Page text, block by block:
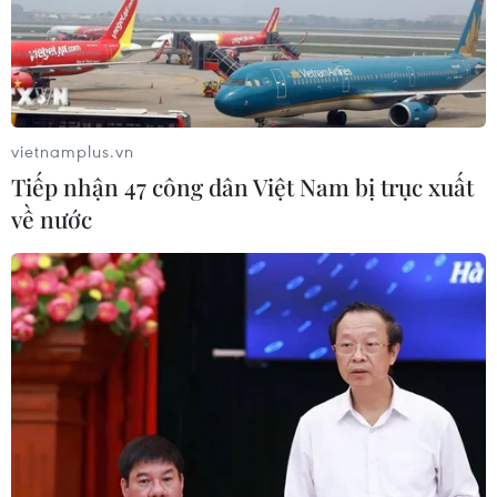
Hỗ trợ phụ nữ tỉnh miền núi, biên
giới khởi nghiệp gắn với khoa học
công nghệ
05/08/2026 09:39
Lần đầu tiên vinh danh doanh
nghiệp kiến tạo đất nước tại Better
Choice Awards
05/08/2026 09:30
VNPT-VRG và cái “bắt tay” chiến
lược của để xây mô hình khu công
nghiệp công nghệ số
05/08/2026 02:59
vietnamplus.vn
Tiếp nhận 47 công dân Việt Nam bị trục xuất
về nước